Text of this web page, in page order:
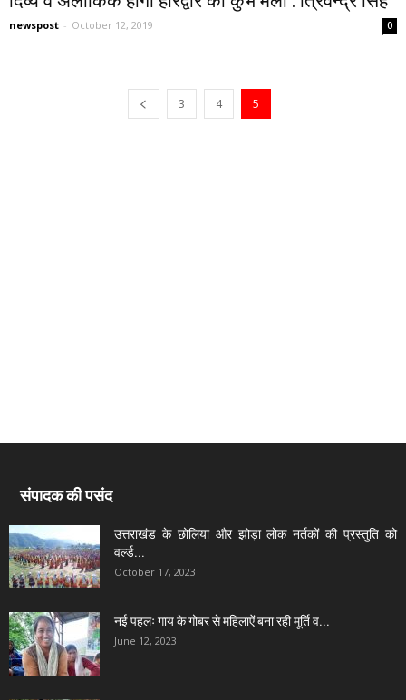
newspost - October 12, 2019 0
3 4 5
संपादक की पसंद
उत्तराखंड के छोलिया और झोड़ा लोक नर्तकों की प्रस्तुति को
वर्ल्ड...
October 17, 2023
नई पहलः गाय के गोबर से महिलाऐं बना रही मूर्ति व...
June 12, 2023